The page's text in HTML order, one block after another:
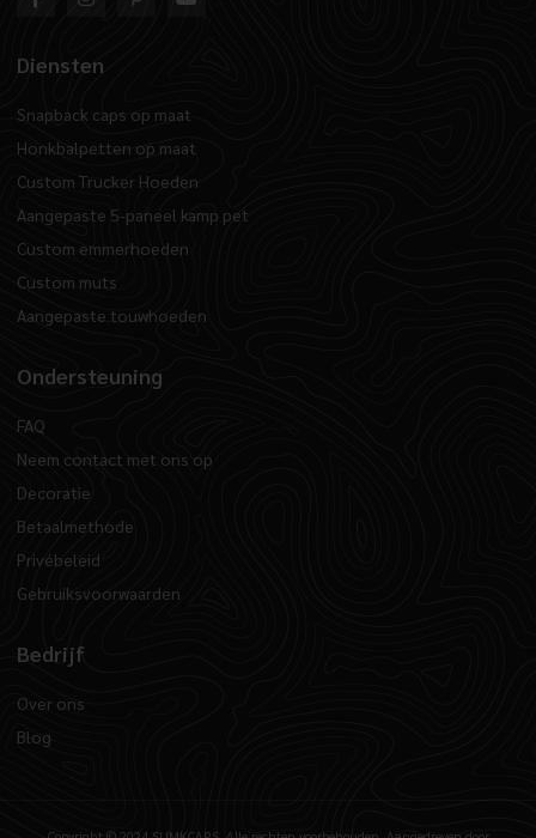
Diensten
Snapback caps op maat
Honkbalpetten op maat
Custom Trucker Hoeden
Aangepaste 5-paneel kamp pet
Custom emmerhoeden
Custom muts
Aangepaste touwhoeden
Ondersteuning
FAQ
Neem contact met ons op
Decoratie
Betaalmethode
Privébeleid
Gebruiksvoorwaarden
Bedrijf
Over ons
Blog